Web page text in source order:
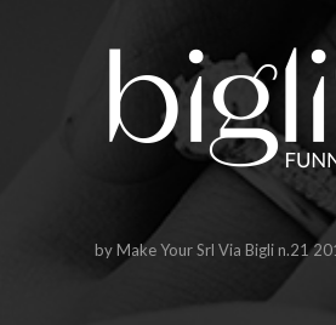
by Make Your Srl Via Bigli n.21